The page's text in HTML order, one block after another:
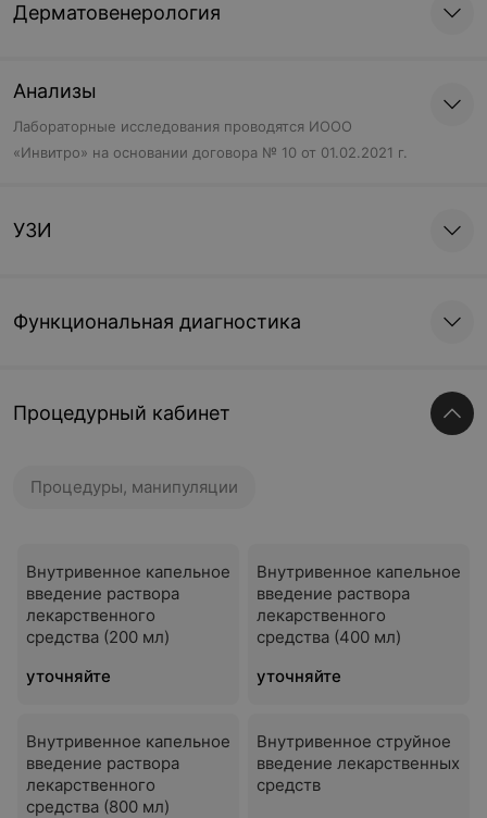
Дерматовенерология
Анализы
Лабораторные исследования проводятся ИООО
«Инвитро» на основании договора № 10 от 01.02.2021 г.
УЗИ
Функциональная диагностика
Процедурный кабинет
Процедуры, манипуляции
Внутривенное капельное
введение раствора
лекарственного
средства (200 мл)
уточняйте
Внутривенное капельное
введение раствора
лекарственного
средства (400 мл)
уточняйте
Внутривенное капельное
введение раствора
лекарственного
средства (800 мл)
Внутривенное струйное
введение лекарственных
средств